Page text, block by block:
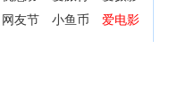
网友节
小鱼币 爱电影